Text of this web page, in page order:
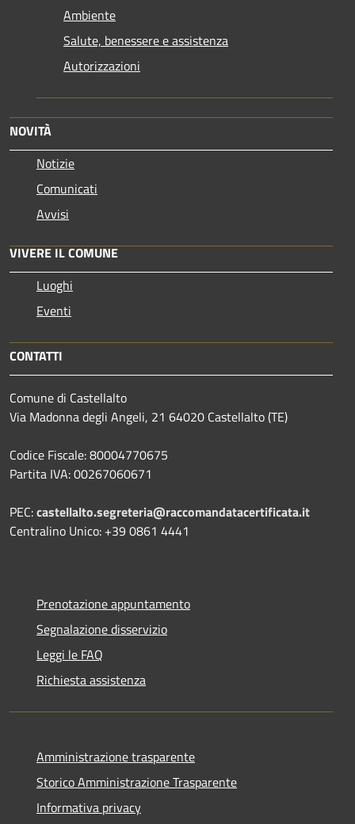
Ambiente
Salute, benessere e assistenza
Autorizzazioni
NOVITÀ
Notizie
Comunicati
Avvisi
VIVERE IL COMUNE
Luoghi
Eventi
CONTATTI
Comune di Castellalto
Via Madonna degli Angeli, 21 64020 Castellalto (TE)
Codice Fiscale: 80004770675
Partita IVA: 00267060671
PEC:castellalto.segreteria@raccomandatacertificata.it
Centralino Unico: +39 0861 4441
Prenotazione appuntamento
Segnalazione disservizio
Leggi le FAQ
Richiesta assistenza
Amministrazione trasparente
Storico Amministrazione Trasparente
Informativa privacy